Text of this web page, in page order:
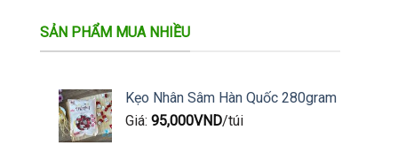
SẢN PHẨM MUA NHIỀU
Kẹo Nhân Sâm Hàn Quốc 280gram
Giá: 95,000VND/túi